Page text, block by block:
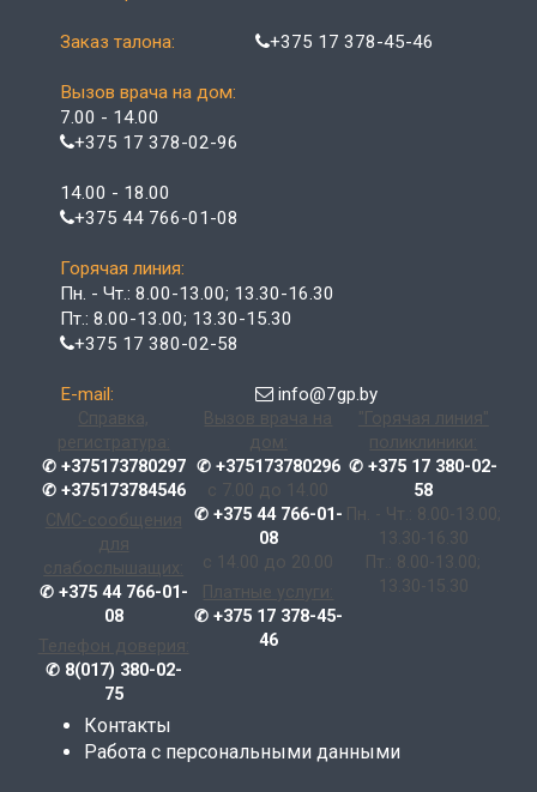
Заказ талона: +375 17 378-45-46
Вызов врача на дом:
7.00 - 14.00
+375 17 378-02-96
14.00 - 18.00
+375 44 766-01-08
Горячая линия:
Пн. - Чт.: 8.00-13.00; 13.30-16.30
Пт.: 8.00-13.00; 13.30-15.30
+375 17 380-02-58
E-mail: info@7gp.by
Справка,
регистратура:
✆ +375173780297
✆ +375173784546
СМС-сообщения
для
слабослышащих:
✆ +375 44 766-01-
08
Телефон доверия:
✆ 8(017) 380-02-
75
Вызов врача на
дом:
✆ +375173780296
с 7.00 до 14.00
✆ +375 44 766-01-
08
с 14.00 до 20.00
Платные услуги:
✆ +375 17 378-45-
46
"Горячая линия"
поликлиники:
✆ +375 17 380-02-
58
Пн. - Чт.: 8.00-13.00;
13.30-16.30
Пт.: 8.00-13.00;
13.30-15.30
Контакты
Работа с персональными данными